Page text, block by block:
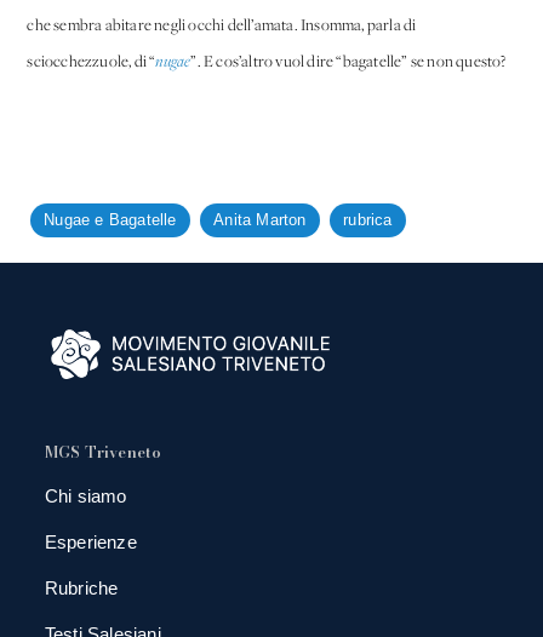
che sembra abitare negli occhi dell’amata. Insomma, parla di
sciocchezzuole, di “nugae”. E cos’altro vuol dire “bagatelle” se non questo?
Nugae e Bagatelle Anita Marton rubrica
MGS Triveneto
Chi siamo
Esperienze
Rubriche